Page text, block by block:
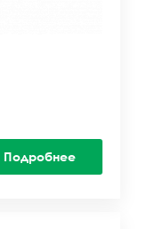
Подробнее